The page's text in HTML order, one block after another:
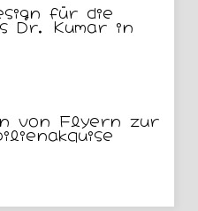
für die
Dr. Kumar in
von Flyern zur